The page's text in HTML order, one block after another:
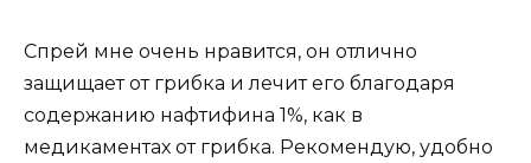
Спрей мне очень нравится, он отлично
защищает от грибка и лечит его благодаря
содержанию нафтифина 1%, как в
медикаментах от грибка. Рекомендую, удобно